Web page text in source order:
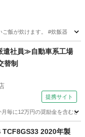
飯が炊けます。 #炊飯器
遣社員≫自動車系工場
替制
提携サイト
毎に12万円の奨励金を含む
2020年製